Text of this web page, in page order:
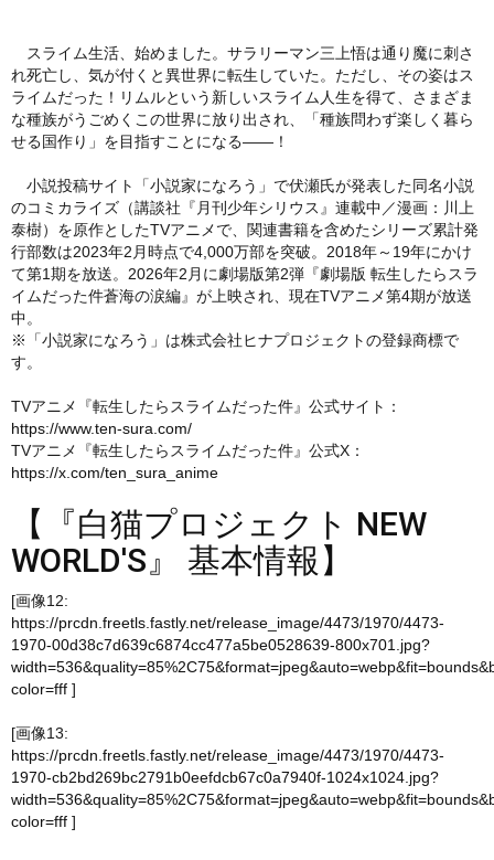
スライム生活、始めました。サラリーマン三上悟は通り魔に刺さ
れ死亡し、気が付くと異世界に転生していた。ただし、その姿はス
ライムだった！リムルという新しいスライム人生を得て、さまざま
な種族がうごめくこの世界に放り出され、「種族問わず楽しく暮ら
せる国作り」を目指すことになる――！
小説投稿サイト「小説家になろう」で伏瀬氏が発表した同名小説
のコミカライズ（講談社『月刊少年シリウス』連載中／漫画：川上
泰樹）を原作としたTVアニメで、関連書籍を含めたシリーズ累計発
行部数は2023年2月時点で4,000万部を突破。2018年～19年にかけ
て第1期を放送。2026年2月に劇場版第2弾『劇場版 転生したらスラ
イムだった件蒼海の涙編』が上映され、現在TVアニメ第4期が放送
中。
※「小説家になろう」は株式会社ヒナプロジェクトの登録商標で
す。
TVアニメ『転生したらスライムだった件』公式サイト：
https://www.ten-sura.com/
TVアニメ『転生したらスライムだった件』公式X：
https://x.com/ten_sura_anime
【『白猫プロジェクト NEW
WORLD'S』 基本情報】
[画像12:
https://prcdn.freetls.fastly.net/release_image/4473/1970/4473-
1970-00d38c7d639c6874cc477a5be0528639-800x701.jpg?
color=fff ]
[画像13:
https://prcdn.freetls.fastly.net/release_image/4473/1970/4473-
1970-cb2bd269bc2791b0eefdcb67c0a7940f-1024x1024.jpg?
color=fff ]